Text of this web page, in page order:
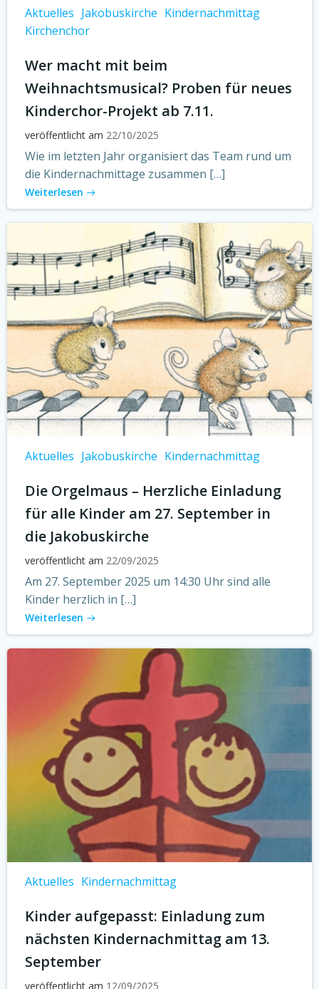
Aktuelles Jakobuskirche Kindernachmittag
Kirchenchor
Wer macht mit beim
Weihnachtsmusical? Proben für neues
Kinderchor-Projekt ab 7.11.
veröffentlicht am 22/10/2025
Wie im letzten Jahr organisiert das Team rund um
die Kindernachmittage zusammen […]
Weiterlesen
Aktuelles Jakobuskirche Kindernachmittag
Die Orgelmaus – Herzliche Einladung
für alle Kinder am 27. September in
die Jakobuskirche
veröffentlicht am 22/09/2025
Am 27. September 2025 um 14:30 Uhr sind alle
Kinder herzlich in […]
Weiterlesen
Aktuelles Kindernachmittag
Kinder aufgepasst: Einladung zum
nächsten Kindernachmittag am 13.
September
veröffentlicht am 12/09/2025